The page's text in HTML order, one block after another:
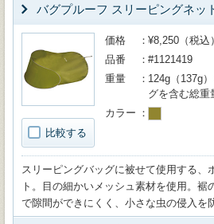
バグプルーフ スリーピングネッ
比較する
価格
¥8,250（税込）
品番
#1121419
重量
124g（137g
グを含む総重
カラー
スリーピングバッグに被せて使用する、
ト。目の細かいメッシュ素材を使用。裾
で隙間ができにくく、小さな虫の侵入を